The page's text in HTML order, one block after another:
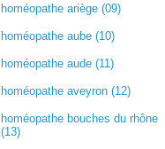
homéopathe ariège (09)
homéopathe aube (10)
homéopathe aude (11)
homéopathe aveyron (12)
homéopathe bouches du rhône
(13)